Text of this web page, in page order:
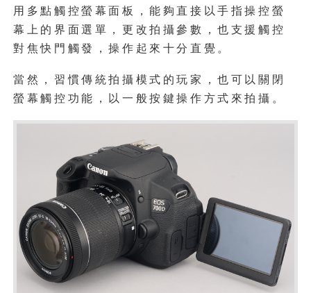
用多點觸控螢幕面板，能夠直接以手指操控螢
幕上的界面選單，更改拍攝參數，也支援觸控
對焦快門觸發，操作起來十分直覺。
當然，習慣傳統拍攝模式的玩家，也可以關閉
螢幕觸控功能，以一般按鍵操作方式來拍攝。